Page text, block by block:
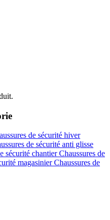
de sécurité hiver
de sécurité anti glisse
sécurité chantierChaussures de
magasinierChaussures de